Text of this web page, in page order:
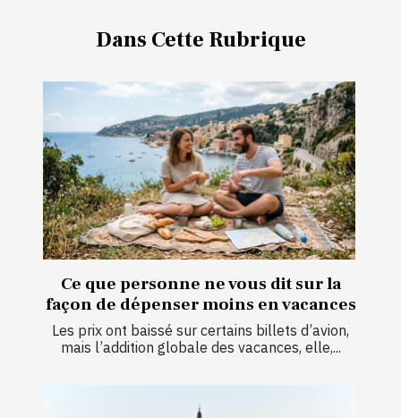
Dans Cette Rubrique
Ce que personne ne vous dit sur la
façon de dépenser moins en vacances
Les prix ont baissé sur certains billets d’avion,
mais l’addition globale des vacances, elle,...